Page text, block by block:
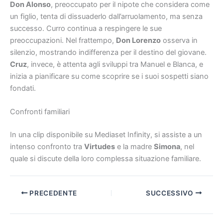
Don Alonso, preoccupato per il nipote che considera come
un figlio, tenta di dissuaderlo dall’arruolamento, ma senza
successo. Curro continua a respingere le sue
preoccupazioni. Nel frattempo, Don Lorenzo osserva in
silenzio, mostrando indifferenza per il destino del giovane.
Cruz, invece, è attenta agli sviluppi tra Manuel e Blanca, e
inizia a pianificare su come scoprire se i suoi sospetti siano
fondati.
Confronti familiari
In una clip disponibile su Mediaset Infinity, si assiste a un
intenso confronto tra Virtudes e la madre Simona, nel
quale si discute della loro complessa situazione familiare.
PRECEDENTE SUCCESSIVO